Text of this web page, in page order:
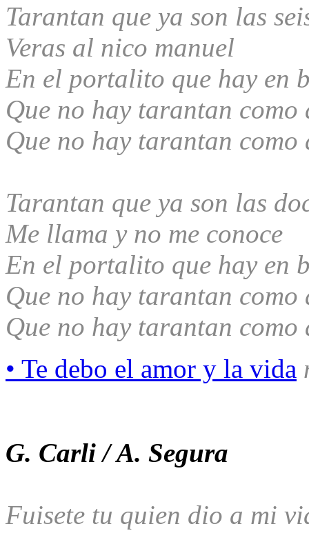
Tarantan que ya son las
Veras al niсo manuel
En el portalito que hay en
Que no hay tarantan
Que no hay tarantan
Tarantan que ya son las
Me llama y no me conoce
En el portalito que hay en
Que no hay tarantan
Que no hay tarantan
• Te debo el amor y la vida
G. Carli / A. Segura
Fuisete tu quien dio a mi